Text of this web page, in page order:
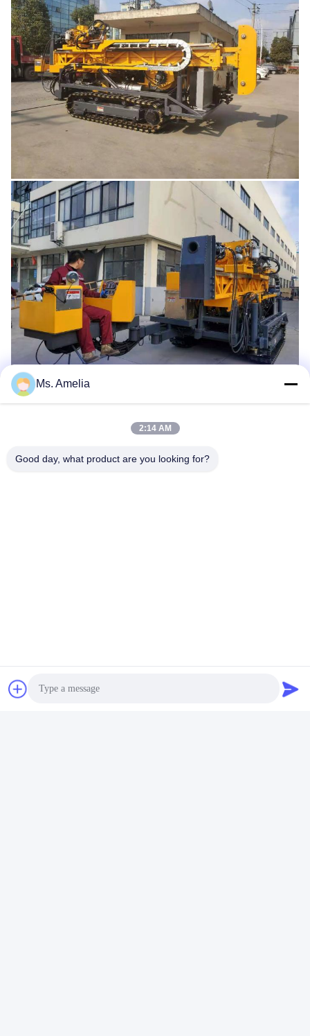
Εγκαταστάσεις Γεώτρησης Τρυπανιών Πυρήνων
Ms. Amelia
2:14 AM
Good day, what product are you looking for?